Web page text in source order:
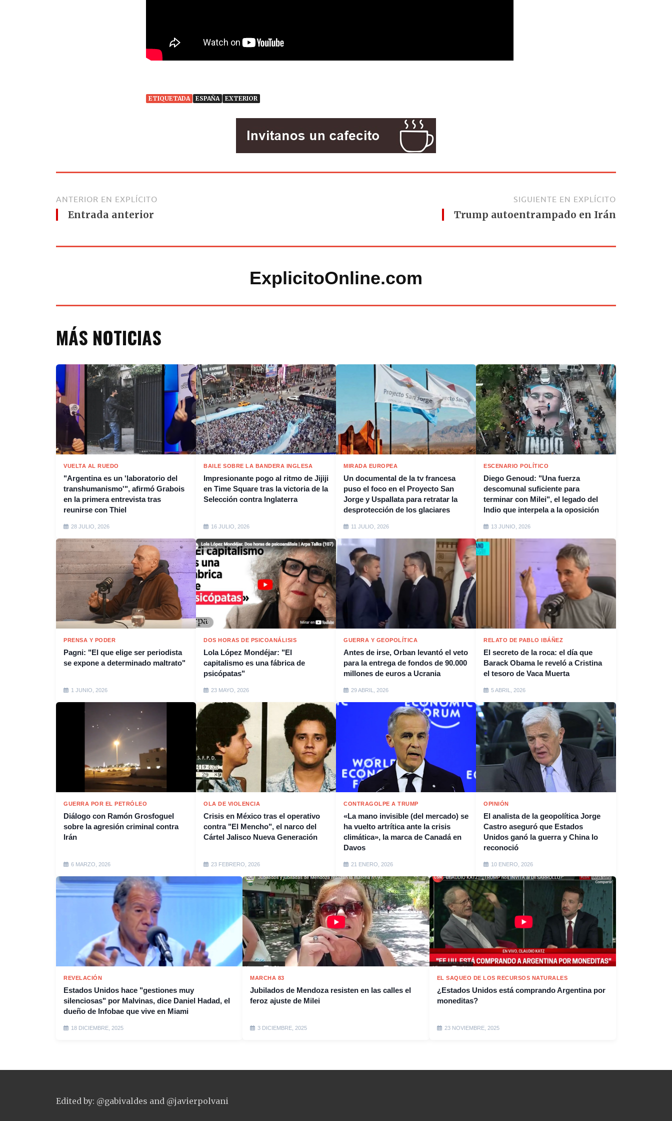
ETIQUETADA ESPAÑA EXTERIOR
ANTERIOR EN EXPLÍCITO
Entrada anterior
SIGUIENTE EN EXPLÍCITO
Trump autoentrampado en Irán
ExplicitoOnline.com
MÁS NOTICIAS
VUELTA AL RUEDO
"Argentina es un 'laboratorio del
transhumanismo'", afirmó Grabois
en la primera entrevista tras
reunirse con Thiel
28 JULIO, 2026
BAILE SOBRE LA BANDERA INGLESA
Impresionante pogo al ritmo de Jijiji
en Time Square tras la victoria de la
Selección contra Inglaterra
16 JULIO, 2026
MIRADA EUROPEA
Un documental de la tv francesa
puso el foco en el Proyecto San
Jorge y Uspallata para retratar la
desprotección de los glaciares
11 JULIO, 2026
ESCENARIO POLÍTICO
Diego Genoud: "Una fuerza
descomunal suficiente para
terminar con Milei", el legado del
Indio que interpela a la oposición
13 JUNIO, 2026
PRENSA Y PODER
Pagni: "El que elige ser periodista
se expone a determinado maltrato"
1 JUNIO, 2026
DOS HORAS DE PSICOANÁLISIS
Lola López Mondéjar: "El
capitalismo es una fábrica de
psicópatas"
23 MAYO, 2026
GUERRA Y GEOPOLÍTICA
Antes de irse, Orban levantó el veto
para la entrega de fondos de 90.000
millones de euros a Ucrania
29 ABRIL, 2026
RELATO DE PABLO IBÁÑEZ
El secreto de la roca: el día que
Barack Obama le reveló a Cristina
el tesoro de Vaca Muerta
5 ABRIL, 2026
GUERRA POR EL PETRÓLEO
Diálogo con Ramón Grosfoguel
sobre la agresión criminal contra
Irán
6 MARZO, 2026
OLA DE VIOLENCIA
Crisis en México tras el operativo
contra "El Mencho", el narco del
Cártel Jalisco Nueva Generación
23 FEBRERO, 2026
CONTRAGOLPE A TRUMP
«La mano invisible (del mercado) se
ha vuelto artrítica ante la crisis
climática», la marca de Canadá en
Davos
21 ENERO, 2026
OPINIÓN
El analista de la geopolítica Jorge
Castro aseguró que Estados
Unidos ganó la guerra y China lo
reconoció
10 ENERO, 2026
REVELACIÓN
Estados Unidos hace "gestiones muy
silenciosas" por Malvinas, dice Daniel Hadad, el
dueño de Infobae que vive en Miami
18 DICIEMBRE, 2025
MARCHA 83
Jubilados de Mendoza resisten en las calles el
feroz ajuste de Milei
3 DICIEMBRE, 2025
EL SAQUEO DE LOS RECURSOS NATURALES
¿Estados Unidos está comprando Argentina por
moneditas?
23 NOVIEMBRE, 2025
Edited by: @gabivaldes and @javierpolvani